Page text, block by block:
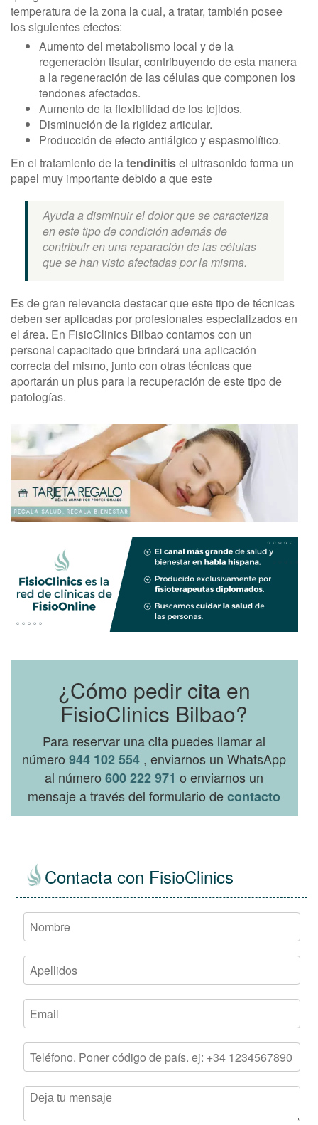
temperatura de la zona la cual, a tratar, también posee
los siguientes efectos:
Aumento del metabolismo local y de la
regeneración tisular, contribuyendo de esta manera
a la regeneración de las células que componen los
tendones afectados.
Aumento de la flexibilidad de los tejidos.
Disminución de la rigidez articular.
Producción de efecto antiálgico y espasmolítico.
En el tratamiento de latendinitisel ultrasonido forma un
papel muy importante debido a que este
Ayuda a disminuir el dolor que se caracteriza
en este tipo de condición además de
contribuir en una reparación de las células
que se han visto afectadas por la misma.
Es de gran relevancia destacar que este tipo de técnicas
deben ser aplicadas por profesionales especializados en
el área. En FisioClinics Bilbao contamos con un
personal capacitado que brindará una aplicación
correcta del mismo, junto con otras técnicas que
aportarán un plus para la recuperación de este tipo de
patologías.
¿Cómo pedir cita en
FisioClinics Bilbao?
Para reservar una cita puedes llamar al
número944 102 554 , enviarnos un WhatsApp
al número600 222 971 o enviarnos un
mensaje a través del formulario decontacto
Contacta con FisioClinics